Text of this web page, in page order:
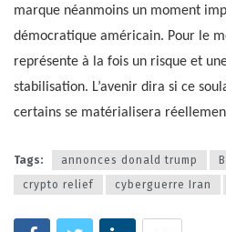
marque néanmoins un moment
démocratique américain. Pour le
représente à la fois un risque et
stabilisation. L’avenir dira si ce
certains se matérialisera
Tags: annonces donald trump
crypto relief
cyberguerre Iran